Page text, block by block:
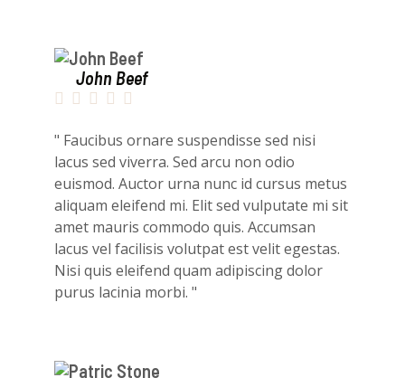
John Beef
    
" Faucibus ornare suspendisse sed nisi
lacus sed viverra. Sed arcu non odio
euismod. Auctor urna nunc id cursus metus
aliquam eleifend mi. Elit sed vulputate mi sit
amet mauris commodo quis. Accumsan
lacus vel facilisis volutpat est velit egestas.
Nisi quis eleifend quam adipiscing dolor
purus lacinia morbi. "